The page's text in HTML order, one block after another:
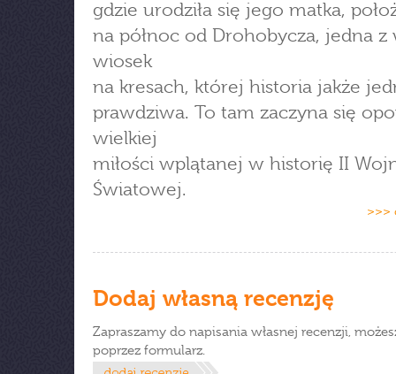
gdzie urodziła się jego matka,
na północ od Drohobycza, jedna z
wiosek
na kresach, której historia jakże
prawdziwa. To tam zaczyna się
wielkiej
miłości wplątanej w historię II
Światowej.
>>>
Dodaj własną recenzję
Zapraszamy do napisania własnej recenzji,
poprzez formularz.